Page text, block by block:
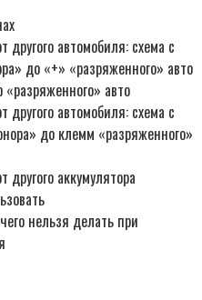
другого автомобиля: схема с
до «+» «разряженного» авто
авто
другого автомобиля: схема с
до клемм «разряженного»
другого аккумулятора
нельзя делать при